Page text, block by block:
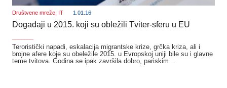
Društvene mreže IT 1.01.16
Događaji u 2015. koji su obležili Tviter-sferu u EU
Teroristički napadi, eskalacija migrantske krize, grčka kriza, ali i
brojne afere koje su obeležile 2015. u Evropskoj uniji bile su i glavne
teme tvitova. Godina se ipak završila dobro, pariskim…